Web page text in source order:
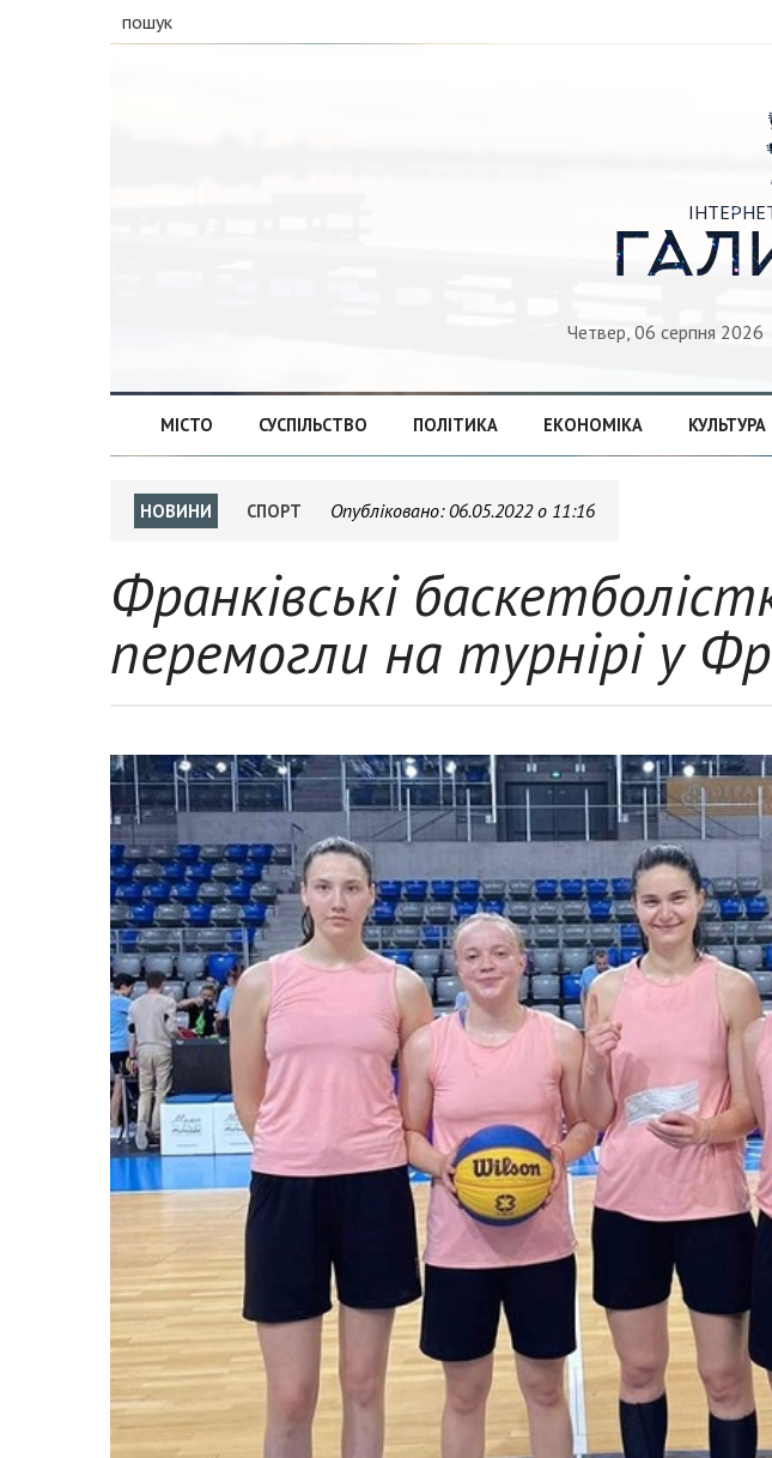
пошук
Четвер, 06 серпня 2026
МІСТО СУСПІЛЬСТВО ПОЛІТИКА ЕКОНОМІКА КУЛЬТУРА
НОВИНИ СПОРТ Опубліковано: 06.05.2022 о 11:16
Франківські
перемогли на турнірі у